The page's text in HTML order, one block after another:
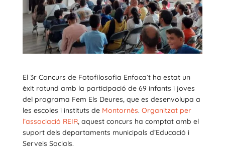
El 3r Concurs de Fotofilosofia Enfoca’t ha estat un
èxit rotund amb la participació de 69 infants i joves
del programa Fem Els Deures, que es desenvolupa a
les escoles i instituts de Montornès. Organitzat per
l’associació REIR, aquest concurs ha comptat amb el
suport dels departaments municipals d’Educació i
Serveis Socials.